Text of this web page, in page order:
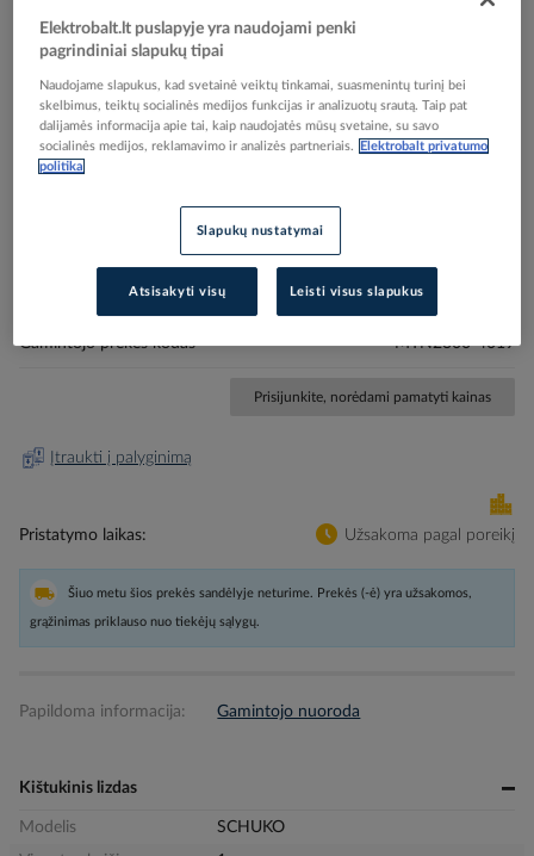
Reali prekė gali skirtis nuo pavaizduotos nuotraukoje
- SCHNEIDER ELECTRIC
Elektrobalt prekės kodas
EAN kodas
3606480303258
Gamintojo prekės kodas
MTN2300-4019
Prisijunkite, norėdami pamatyti kainas
Įtraukti į palyginimą
Pristatymo laikas Užsakoma pagal poreikį
Šiuo metu šios prekės sandėlyje neturime. Prekės (-ė) yra užsakomos,
grąžinimas priklauso nuo tiekėjų sąlygų.
Papildoma informacija: Gamintojo nuoroda
Kištukinis lizdas
Modelis
SCHUKO
Elektrobalt.lt puslapyje yra naudojami penki
pagrindiniai slapukų tipai
Naudojame slapukus, kad svetainė veiktų tinkamai, suasmenintų turinį bei
skelbimus, teiktų socialinės medijos funkcijas ir analizuotų srautą. Taip pat
dalijamės informacija apie tai, kaip naudojatės mūsų svetaine, su savo
socialinės medijos, reklamavimo ir analizės partneriais.
Elektrobalt privatumo
politika
Slapukų nustatymai
Atsisakyti visų Leisti visus slapukus